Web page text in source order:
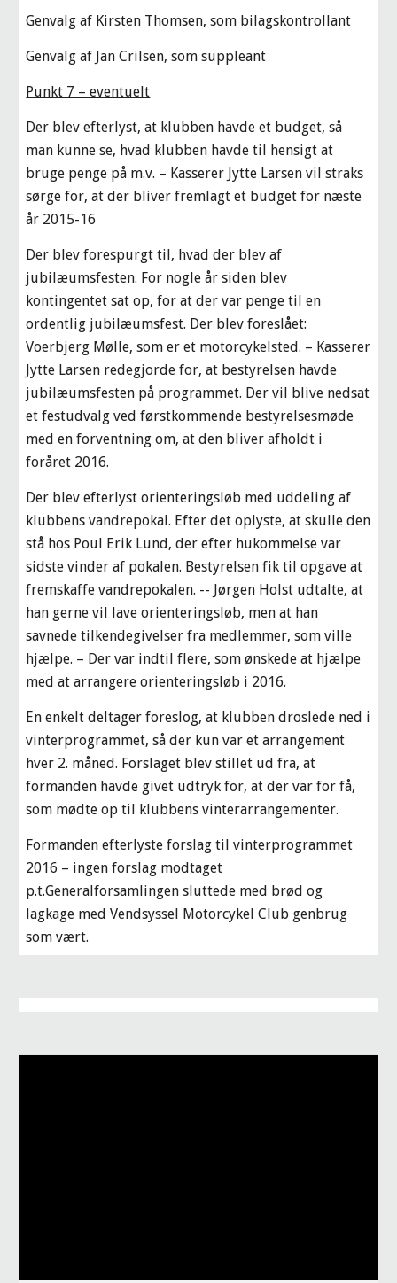
Genvalg af Kirsten Thomsen, som bilagskontrollant
Genvalg af Jan Crilsen, som suppleant
Punkt 7 – eventuelt
Der blev efterlyst, at klubben havde et budget, så
man kunne se, hvad klubben havde til hensigt at
bruge penge på m.v. – Kasserer Jytte Larsen vil straks
sørge for, at der bliver fremlagt et budget for næste
år 2015-16
Der blev forespurgt til, hvad der blev af
jubilæumsfesten. For nogle år siden blev
kontingentet sat op, for at der var penge til en
ordentlig jubilæumsfest. Der blev foreslået:
Voerbjerg Mølle, som er et motorcykelsted. – Kasserer
Jytte Larsen redegjorde for, at bestyrelsen havde
jubilæumsfesten på programmet. Der vil blive nedsat
et festudvalg ved førstkommende bestyrelsesmøde
med en forventning om, at den bliver afholdt i
foråret 2016.
Der blev efterlyst orienteringsløb med uddeling af
klubbens vandrepokal. Efter det oplyste, at skulle den
stå hos Poul Erik Lund, der efter hukommelse var
sidste vinder af pokalen. Bestyrelsen fik til opgave at
fremskaffe vandrepokalen. -- Jørgen Holst udtalte, at
han gerne vil lave orienteringsløb, men at han
savnede tilkendegivelser fra medlemmer, som ville
hjælpe. – Der var indtil flere, som ønskede at hjælpe
med at arrangere orienteringsløb i 2016.
En enkelt deltager foreslog, at klubben droslede ned i
vinterprogrammet, så der kun var et arrangement
hver 2. måned. Forslaget blev stillet ud fra, at
formanden havde givet udtryk for, at der var for få,
som mødte op til klubbens vinterarrangementer.
Formanden efterlyste forslag til vinterprogrammet
2016 – ingen forslag modtaget
p.t.Generalforsamlingen sluttede med brød og
lagkage med Vendsyssel Motorcykel Club genbrug
som vært.